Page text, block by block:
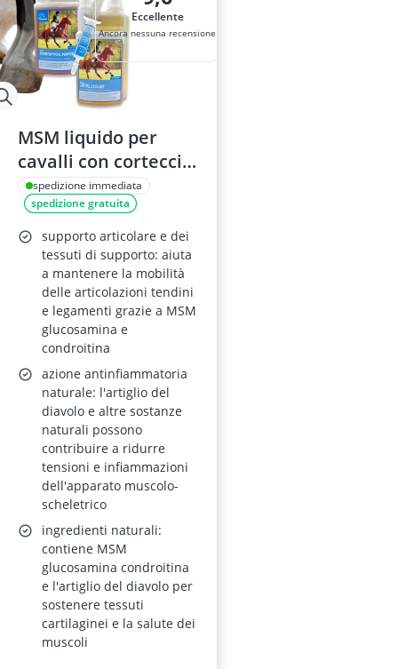
Eccellente
Ancora nessuna recensione
MSM liquido per
cavalli con corteccia
di salice e artiglio
del diavolo,
collagene,
glucosamina e
condroitina –
formati 1 L e 30 ml
spedizione immediata
spedizione gratuita
supporto articolare e dei
tessuti di supporto: aiuta
a mantenere la mobilità
delle articolazioni tendini
e legamenti grazie a MSM
glucosamina e
condroitina
azione antinfiammatoria
naturale: l'artiglio del
diavolo e altre sostanze
naturali possono
contribuire a ridurre
tensioni e infiammazioni
dell'apparato muscolo-
scheletrico
ingredienti naturali:
contiene MSM
glucosamina condroitina
e l'artiglio del diavolo per
sostenere tessuti
cartilaginei e la salute dei
muscoli